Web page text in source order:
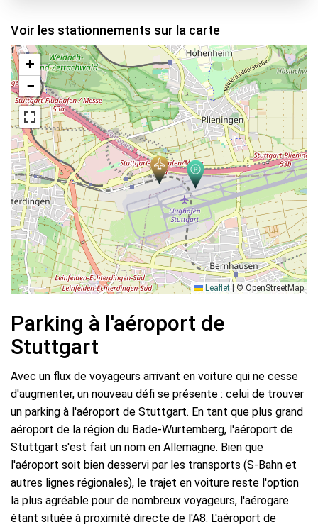
Voir les stationnements sur la carte
+
−
Leaflet |© OpenStreetMap
Parking à l'aéroport de
Stuttgart
Avec un flux de voyageurs arrivant en voiture qui ne cesse
d'augmenter, un nouveau défi se présente : celui de trouver
un parking à l'aéroport de Stuttgart. En tant que plus grand
aéroport de la région du Bade-Wurtemberg, l'aéroport de
Stuttgart s'est fait un nom en Allemagne. Bien que
l'aéroport soit bien desservi par les transports (S-Bahn et
autres lignes régionales), le trajet en voiture reste l'option
la plus agréable pour de nombreux voyageurs, l'aérogare
étant située à proximité directe de l'A8. L'aéroport de